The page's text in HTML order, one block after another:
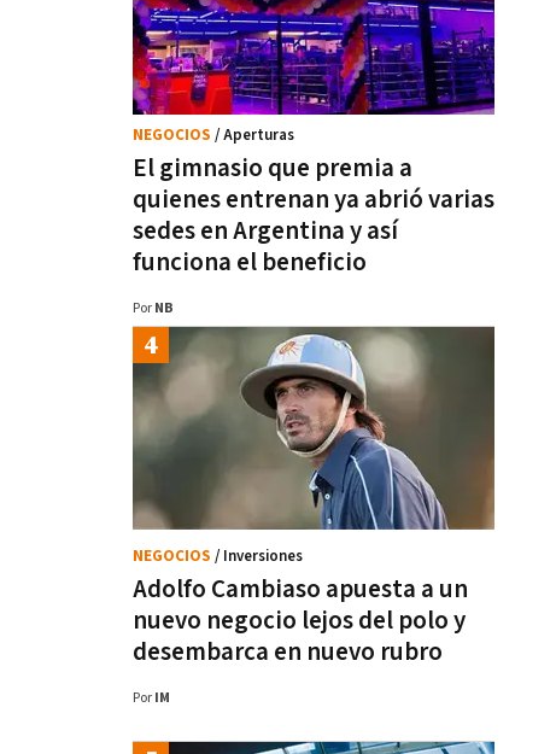
El gimnasio que premia a
quienes entrenan ya abrió varias
sedes en Argentina y así
funciona el beneficio
NEGOCIOS / Aperturas
Por NB
Adolfo Cambiaso apuesta a un
nuevo negocio lejos del polo y
desembarca en nuevo rubro
NEGOCIOS / Inversiones
Por IM